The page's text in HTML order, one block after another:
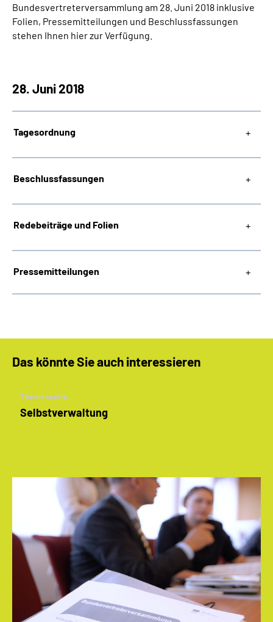
Bundesvertreterversammlung am 28. Juni 2018 inklusive
Folien, Pressemitteilungen und Beschlussfassungen
stehen Ihnen hier zur Verfügung.
28. Juni 2018
Tagesordnung
Beschlussfassungen
Redebeiträge und Folien
Pressemitteilungen
Das könnte Sie auch interessieren
Themenseite
Selbstverwaltung